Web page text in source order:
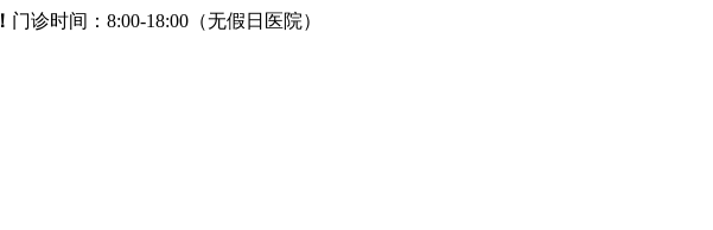
门诊时间：8:00-18:00（无假日医院）